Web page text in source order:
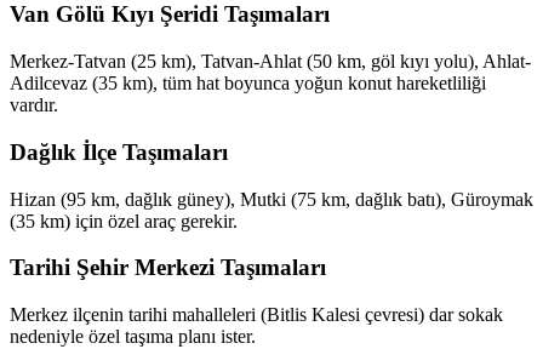
Van Gölü Kıyı Şeridi Taşımaları
Merkez-Tatvan (25 km), Tatvan-Ahlat (50 km, göl kıyı yolu), Ahlat-
Adilcevaz (35 km), tüm hat boyunca yoğun konut hareketliliği
vardır.
Dağlık İlçe Taşımaları
Hizan (95 km, dağlık güney), Mutki (75 km, dağlık batı), Güroymak
(35 km) için özel araç gerekir.
Tarihi Şehir Merkezi Taşımaları
Merkez ilçenin tarihi mahalleleri (Bitlis Kalesi çevresi) dar sokak
nedeniyle özel taşıma planı ister.